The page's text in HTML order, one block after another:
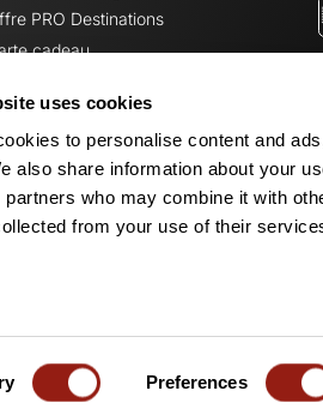
uses cookies
to personalise content and
also share information about your
who may combine it with
from your use of their
Preferences
PRO Destinations
cadeau